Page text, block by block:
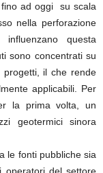
ad oggi su scala
nella perforazione
questa
sono concentrati su
il che rende
applicabili. Per
la prima volta, un
geotermici sinora
le fonti pubbliche sia